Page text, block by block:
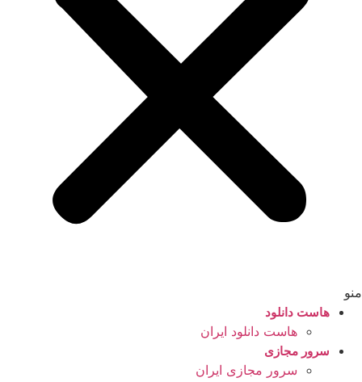
منو
هاست دانلود
هاست دانلود ایران
سرور مجازی
سرور مجازی ایران